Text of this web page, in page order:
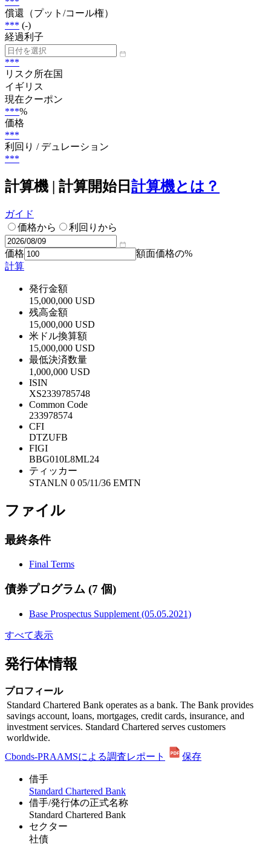
償還（プット/コール権）
*** (-)
経過利子
***
リスク所在国
イギリス
現在クーポン
***%
価格
***
利回り / デュレーション
***
計算機 | 計算開始日 計算機とは？
ガイド
価格から
利回りから
価格
額面価格の%
計算
発行金額
15,000,000 USD
残高金額
15,000,000 USD
米ドル換算額
15,000,000 USD
最低決済数量
1,000,000 USD
ISIN
XS2339785748
Common Code
233978574
CFI
DTZUFB
FIGI
BBG010L8ML24
ティッカー
STANLN 0 05/11/36 EMTN
ファイル
最終条件
Final Terms
債券プログラム (7 個)
Base Prospectus Supplement (05.05.2021)
すべて表示
発行体情報
プロフィール
Standard Chartered Bank operates as a bank. The Bank provides
savings account, loans, mortgages, credit cards, insurance, and
investment services. Standard Chartered serves customers
worldwide.
Cbonds-PRAAMSによる調査レポート
保存
借手
Standard Chartered Bank
借手/発行体の正式名称
Standard Chartered Bank
セクター
社債